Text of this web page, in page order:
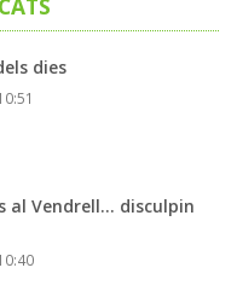
dies
al Vendrell... disculpin